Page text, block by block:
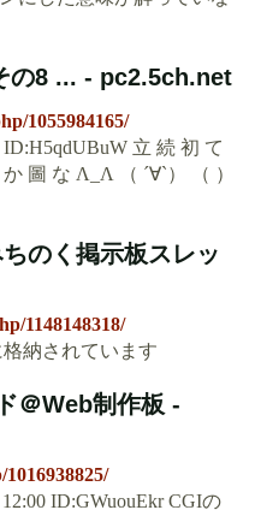
の8 ... - pc2.5ch.net
1055984165/
ID:H5qdUBuW 立 続 初 て
圖 な Λ_Λ （ ´∀`） （ ）
のく掲示板スレッ
1148148318/
納されています
＠Web制作板 -
ID:GWuouEkr CGIの